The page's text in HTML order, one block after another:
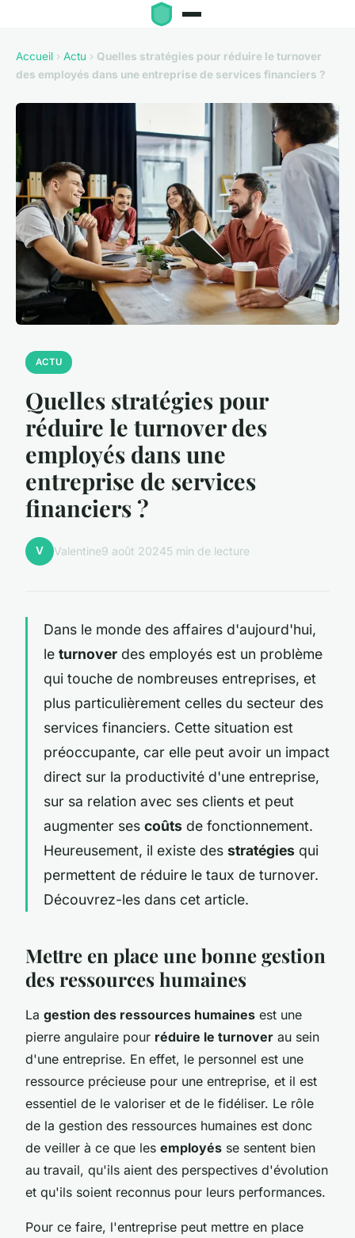
Accueil › Actu › Quelles stratégies pour réduire le turnover
des employés dans une entreprise de services financiers ?
ACTU
Quelles stratégies pour
réduire le turnover des
employés dans une
entreprise de services
financiers ?
V Valentine9 août 20245 min de lecture
Dans le monde des affaires d'aujourd'hui,
le turnover des employés est un problème
qui touche de nombreuses entreprises, et
plus particulièrement celles du secteur des
services financiers. Cette situation est
préoccupante, car elle peut avoir un impact
direct sur la productivité d'une entreprise,
sur sa relation avec ses clients et peut
augmenter ses coûts de fonctionnement.
Heureusement, il existe des stratégies qui
permettent de réduire le taux de turnover.
Découvrez-les dans cet article.
Mettre en place une bonne gestion
des ressources humaines
La gestion des ressources humaines est une
pierre angulaire pour réduire le turnover au sein
d'une entreprise. En effet, le personnel est une
ressource précieuse pour une entreprise, et il est
essentiel de le valoriser et de le fidéliser. Le rôle
de la gestion des ressources humaines est donc
de veiller à ce que les employés se sentent bien
au travail, qu'ils aient des perspectives d'évolution
et qu'ils soient reconnus pour leurs performances.
Pour ce faire, l'entreprise peut mettre en place